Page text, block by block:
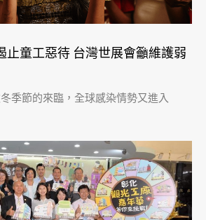
止童工惡待 台灣世展會籲維護弱
季節的來臨，全球感染情勢又進入